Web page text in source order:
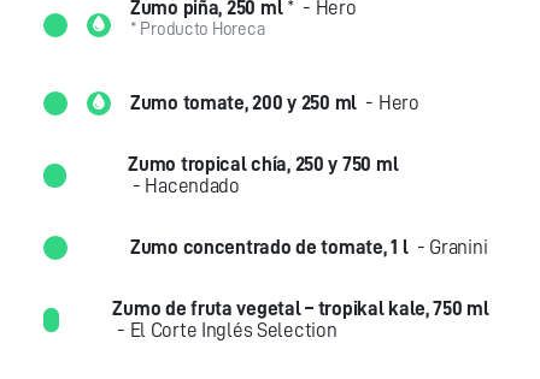
Zumo piña, 250 ml* - Hero
* Producto Horeca
Zumo tomate, 200 y 250 ml - Hero
Zumo tropical chía, 250 y 750 ml
- Hacendado
Zumo concentrado de tomate, 1 l - Granini
Zumo de fruta vegetal – tropikal kale, 750 ml
- El Corte Inglés Selection